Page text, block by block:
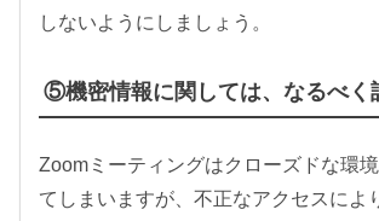
しないようにしましょう。
⑤機密情報に関しては、なるべく
Zoomミーティングはクローズドな環
てしまいますが、不正なアクセスによ